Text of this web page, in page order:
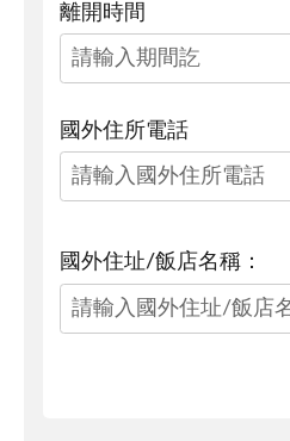
離開時間
國外住所電話
國外住址/飯店名稱：